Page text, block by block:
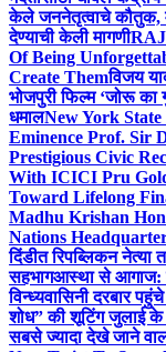
केले जननेतृत्वाचे कौतुक,
देण्याची केली मागणी
Of Being
Create Themविजय
भोजपुरी फिल्म ‘जोरू का
धमालNew York
Eminence Prof. Sir
Prestigious Civic
With ICICI Pru
Toward Lifelong
Madhu Krishan
Nations
दिंडीत रिपब्लिकन नेत्या
सहभागआस्था से आगाज:
विन्ध्यवासिनी दरबार
शोध” की शूटिंग जुलाई
सबसे ज्यादा देखे जाने